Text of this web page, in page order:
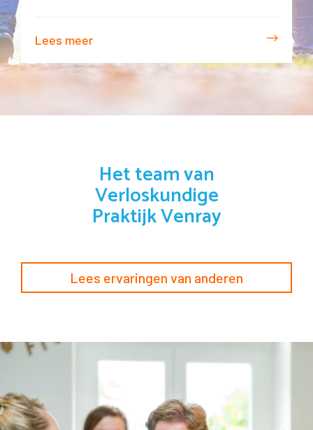
Lees meer
Het team van
Verloskundige
Praktijk Venray
Lees ervaringen van anderen